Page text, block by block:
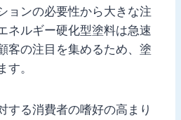
ョンの必要性から大きな注
ネルギー硬化型塗料は急速
客の注目を集めるため、塗
。
する消費者の嗜好の高まり